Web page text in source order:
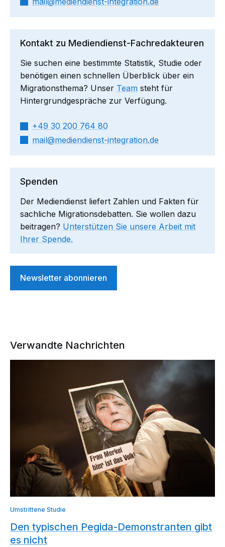
Kontakt zu Mediendienst-Fachredakteuren
Sie suchen eine bestimmte Statistik, Studie oder
benötigen einen schnellen Überblick über ein
Migrationsthema? Unser Team steht für
Hintergrundgespräche zur Verfügung.
+49 30 200 764 80
mail​
mediendienst-integration.de
Spenden
Der Mediendienst liefert Zahlen und Fakten für
sachliche Migrationsdebatten. Sie wollen dazu
beitragen? Unterstützen Sie unsere Arbeit mit
Ihrer Spende.
Newsletter abonnieren
Verwandte Nachrichten
Umstrittene Studie
Den typischen Pegida-Demonstranten gibt
es nicht